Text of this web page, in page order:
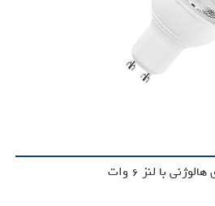
با لنز 6 وات